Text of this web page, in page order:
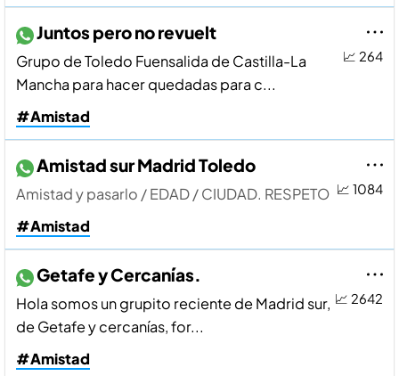
📈 264
Juntos pero no revuelt
Grupo de Toledo Fuensalida de Castilla-La
Mancha para hacer quedadas para c...
#Amistad
📈 1084
Amistad sur Madrid Toledo
Amistad y pasarlo / EDAD / CIUDAD. RESPETO
#Amistad
📈 2642
Getafe y Cercaní­as.
Hola somos un grupito reciente de Madrid sur,
de Getafe y cercaní­as, for...
#Amistad